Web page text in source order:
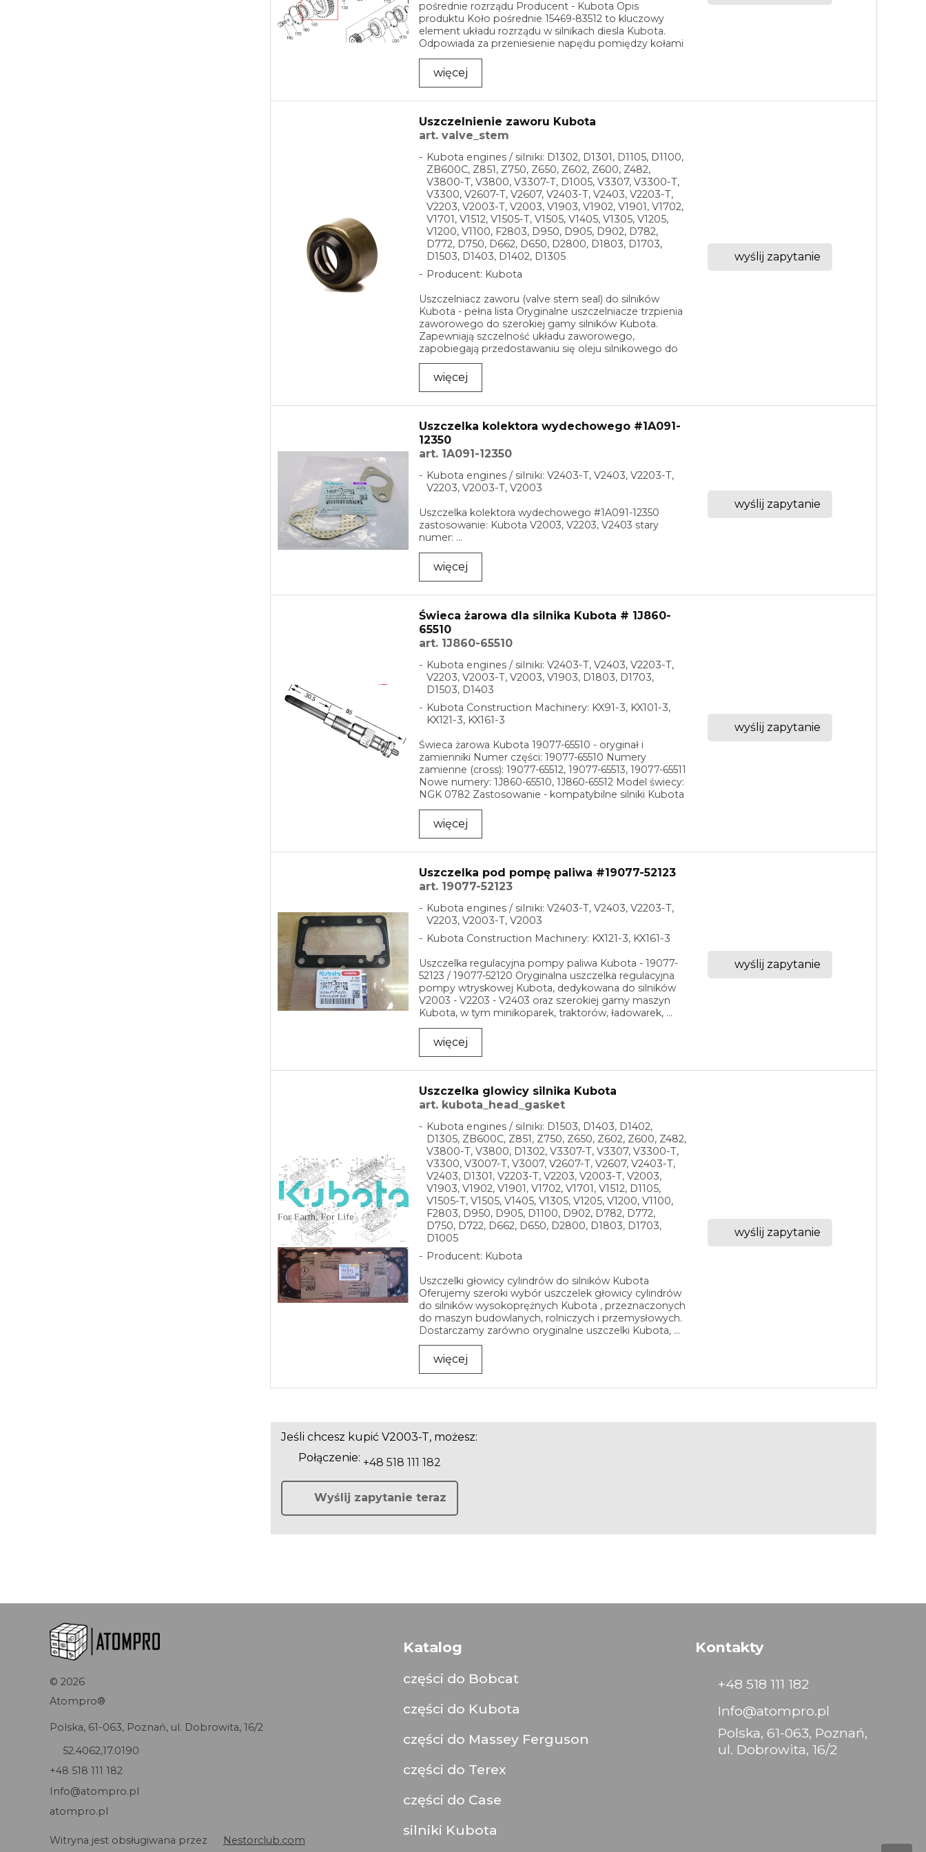
pośrednie rozrządu Producent - Kubota Opis
produktu Koło pośrednie 15469-83512 to kluczowy
element układu rozrządu w silnikach diesla Kubota.
Odpowiada za przeniesienie napędu pomiędzy kołami
...
więcej
Uszczelnienie zaworu Kubota
art. valve_stem
Kubota engines / silniki: D1302, D1301, D1105, D1100,
ZB600C, Z851, Z750, Z650, Z602, Z600, Z482,
V3800-T, V3800, V3307-T, D1005, V3307, V3300-T,
V3300, V2607-T, V2607, V2403-T, V2403, V2203-T,
V2203, V2003-T, V2003, V1903, V1902, V1901, V1702,
V1701, V1512, V1505-T, V1505, V1405, V1305, V1205,
V1200, V1100, F2803, D950, D905, D902, D782,
D772, D750, D662, D650, D2800, D1803, D1703,
D1503, D1403, D1402, D1305
Producent: Kubota
Uszczelniacz zaworu (valve stem seal) do silników
Kubota - pełna lista Oryginalne uszczelniacze trzpienia
zaworowego do szerokiej gamy silników Kubota.
Zapewniają szczelność układu zaworowego,
zapobiegają przedostawaniu się oleju silnikowego do
...
więcej
wyślij zapytanie
Uszczelka kolektora wydechowego #1A091-
12350
art. 1A091-12350
Kubota engines / silniki: V2403-T, V2403, V2203-T,
V2203, V2003-T, V2003
Uszczelka kolektora wydechowego #1A091-12350
zastosowanie: Kubota V2003, V2203, V2403 stary
numer: ...
więcej
wyślij zapytanie
Świeca żarowa dla silnika Kubota # 1J860-
65510
art. 1J860-65510
Kubota engines / silniki: V2403-T, V2403, V2203-T,
V2203, V2003-T, V2003, V1903, D1803, D1703,
D1503, D1403
Kubota Construction Machinery: KX91-3, KX101-3,
KX121-3, KX161-3
Świeca żarowa Kubota 19077-65510 - oryginał i
zamienniki Numer części: 19077-65510 Numery
zamienne (cross): 19077-65512, 19077-65513, 19077-65511
Nowe numery: 1J860-65510, 1J860-65512 Model świecy:
NGK 0782 Zastosowanie - kompatybilne silniki Kubota
...
więcej
wyślij zapytanie
Uszczelka pod pompę paliwa #19077-52123
art. 19077-52123
Kubota engines / silniki: V2403-T, V2403, V2203-T,
V2203, V2003-T, V2003
Kubota Construction Machinery: KX121-3, KX161-3
Uszczelka regulacyjna pompy paliwa Kubota - 19077-
52123 / 19077-52120 Oryginalna uszczelka regulacyjna
pompy wtryskowej Kubota, dedykowana do silników
V2003 - V2203 - V2403 oraz szerokiej gamy maszyn
Kubota, w tym minikoparek, traktorów, ładowarek, ...
więcej
wyślij zapytanie
Uszczelka glowicy silnika Kubota
art. kubota_head_gasket
Kubota engines / silniki: D1503, D1403, D1402,
D1305, ZB600C, Z851, Z750, Z650, Z602, Z600, Z482,
V3800-T, V3800, D1302, V3307-T, V3307, V3300-T,
V3300, V3007-T, V3007, V2607-T, V2607, V2403-T,
V2403, D1301, V2203-T, V2203, V2003-T, V2003,
V1903, V1902, V1901, V1702, V1701, V1512, D1105,
V1505-T, V1505, V1405, V1305, V1205, V1200, V1100,
F2803, D950, D905, D1100, D902, D782, D772,
D750, D722, D662, D650, D2800, D1803, D1703,
D1005
Producent: Kubota
Uszczelki głowicy cylindrów do silników Kubota
Oferujemy szeroki wybór uszczelek głowicy cylindrów
do silników wysokoprężnych Kubota , przeznaczonych
do maszyn budowlanych, rolniczych i przemysłowych.
Dostarczamy zarówno oryginalne uszczelki Kubota, ...
więcej
wyślij zapytanie
Jeśli chcesz kupić V2003-T, możesz:
Połączenie: +48 518 111 182
Wyślij zapytanie teraz
© 2026
Atompro®
Polska, 61-063, Poznań, ul. Dobrowita, 16/2
52.4062,17.0190
+48 518 111 182
Info@atompro.pl
atompro.pl
Witryna jest obsługiwana przez Nestorclub.com
Katalog
części do Bobcat
części do Kubota
części do Massey Ferguson
części do Terex
części do Case
silniki Kubota
Kontakty
+48 518 111 182
Info@atompro.pl
Polska, 61-063, Poznań,
ul. Dobrowita, 16/2